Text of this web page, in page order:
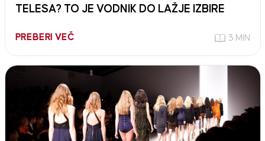
TELESA? TO JE VODNIK DO LAŽJE IZBIRE
PREBERI VEČ 3 MIN